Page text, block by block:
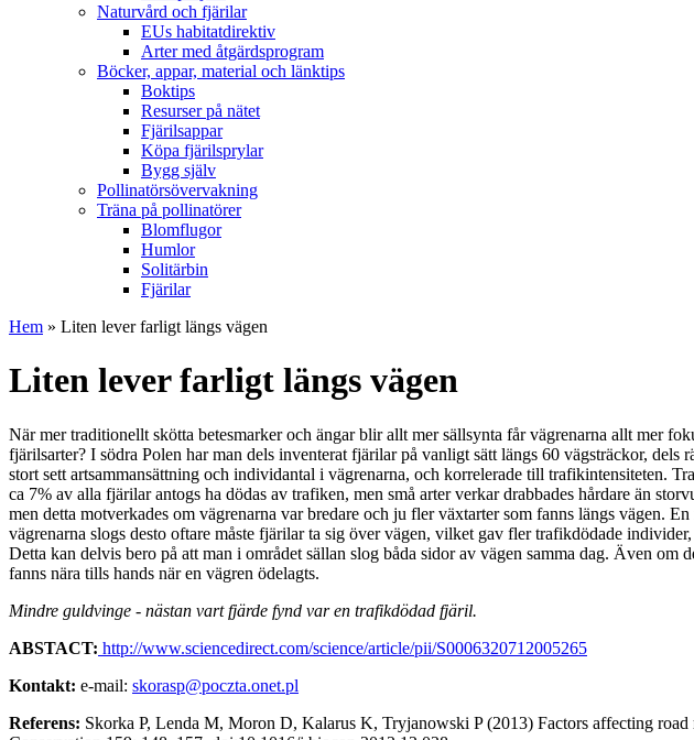
Naturvård och fjärilar
EUs habitatdirektiv
Arter med åtgärdsprogram
Böcker, appar, material och länktips
Boktips
Resurser på nätet
Fjärilsappar
Köpa fjärilsprylar
Bygg själv
Pollinatörsövervakning
Träna på pollinatörer
Blomflugor
Humlor
Solitärbin
Fjärilar
Hem » Liten lever farligt längs vägen
Liten lever farligt längs vägen
När mer traditionellt skötta betesmarker och ängar blir allt mer sällsynta får vägrenarna allt mer
fjärilsarter? I södra Polen har man dels inventerat fjärilar på vanligt sätt längs 60 vägsträckor,
stort sett artsammansättning och individantal i vägrenarna, och korrelerade till trafikintensiteten.
ca 7% av alla fjärilar antogs ha dödas av trafiken, men små arter verkar drabbades hårdare än
men detta motverkades om vägrenarna var bredare och ju fler växtarter som fanns längs vägen.
vägrenarna slogs desto oftare måste fjärilar ta sig över vägen, vilket gav fler trafikdödade
Detta kan delvis bero på att man i området sällan slog båda sidor av vägen samma dag. Även
fanns nära tills hands när en vägren ödelagts.
Mindre guldvinge - nästan vart fjärde fynd var en trafikdödad fjäril.
ABSTACT: http://www.sciencedirect.com/science/article/pii/S0006320712005265
Kontakt: e-mail: skorasp@poczta.onet.pl
Referens: Skorka P, Lenda M, Moron D, Kalarus K, Tryjanowski P (2013) Factors affecting